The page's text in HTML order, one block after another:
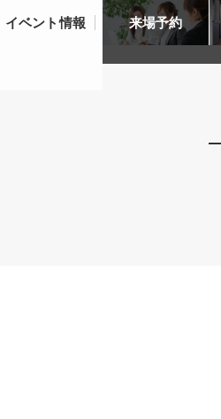
イベント情報 来場予約